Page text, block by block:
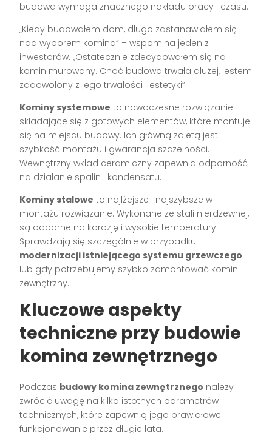
budowa wymaga znacznego nakładu pracy i czasu.
„Kiedy budowałem dom, długo zastanawiałem się
nad wyborem komina” – wspomina jeden z
inwestorów. „Ostatecznie zdecydowałem się na
komin murowany. Choć budowa trwała dłużej, jestem
zadowolony z jego trwałości i estetyki”.
Kominy systemowe to nowoczesne rozwiązanie
składające się z gotowych elementów, które montuje
się na miejscu budowy. Ich główną zaletą jest
szybkość montażu i gwarancja szczelności.
Wewnętrzny wkład ceramiczny zapewnia odporność
na działanie spalin i kondensatu.
Kominy stalowe to najlżejsze i najszybsze w
montażu rozwiązanie. Wykonane ze stali nierdzewnej,
są odporne na korozję i wysokie temperatury.
Sprawdzają się szczególnie w przypadku
modernizacji istniejącego systemu grzewczego
lub gdy potrzebujemy szybko zamontować komin
zewnętrzny.
Kluczowe aspekty
techniczne przy budowie
komina zewnętrznego
Podczas budowy komina zewnętrznego należy
zwrócić uwagę na kilka istotnych parametrów
technicznych, które zapewnią jego prawidłowe
funkcjonowanie przez długie lata.